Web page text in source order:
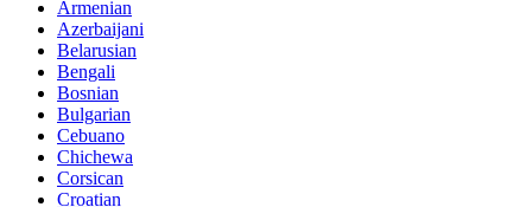
Armenian
Azerbaijani
Belarusian
Bengali
Bosnian
Bulgarian
Cebuano
Chichewa
Corsican
Croatian